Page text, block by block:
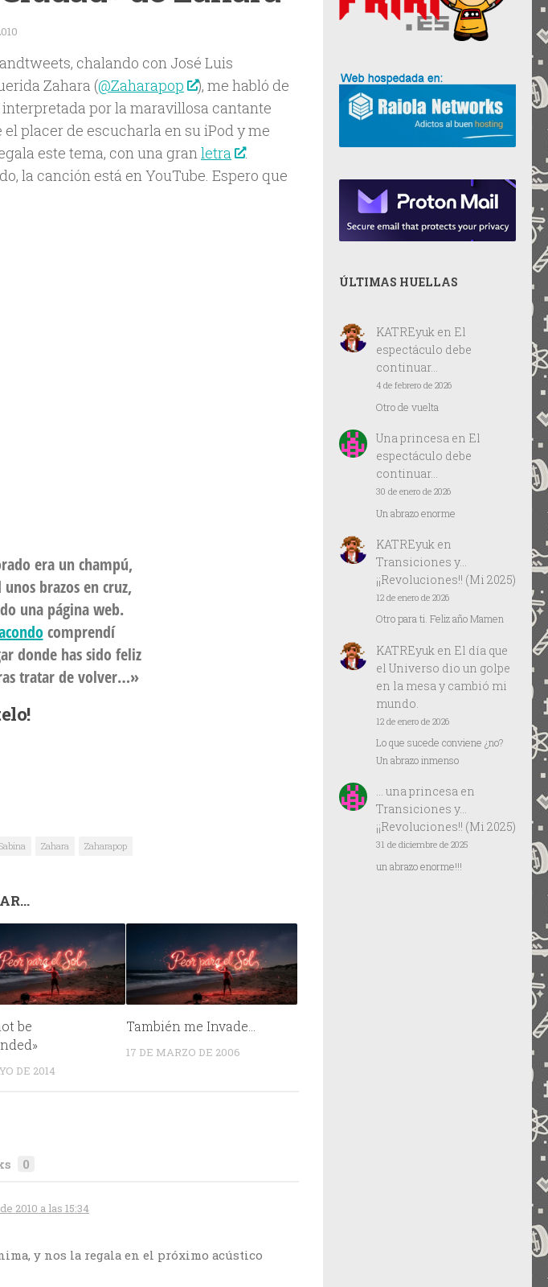
chalando con José Luis
Zahara (@Zaharapop
), me habló de
por la maravillosa cantante
placer de escucharla en su iPod y me
este tema, con una gran letra
.
la canción está en YouTube. Espero que
era un champú,
brazos en cruz,
una página web.
comprendí
donde has sido feliz
tratar de volver…»
Zahara Zaharapop
be
DE 2014
También me Invade…
17 DE MARZO DE 2006
0
2010 a las 15:34
y nos la regala en el próximo acústico
ÚLTIMAS HUELLAS
KATREyuken El
espectáculo debe
continuar…
4 de febrero de 2026
Otro de vuelta
Una princesaen El
espectáculo debe
continuar…
30 de enero de 2026
Un abrazo enorme
KATREyuken
Transiciones y…
¡¡Revoluciones!! (Mi 2025)
12 de enero de 2026
Otro para ti. Feliz año Mamen
KATREyuk en El día que
el Universo dio un golpe
en la mesa y cambió mi
mundo.
12 de enero de 2026
Lo que sucede conviene ¿no?
Un abrazo inmenso
… una princesaen
Transiciones y…
¡¡Revoluciones!! (Mi 2025)
31 de diciembre de 2025
un abrazo enorme!!!